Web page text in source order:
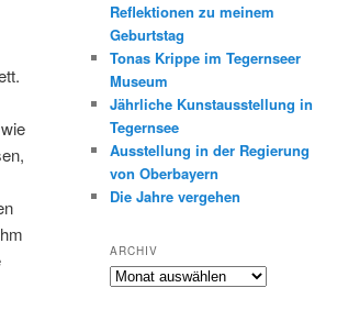
Reflektionen zu meinem
Geburtstag
Tonas Krippe im Tegernseer
Museum
Jährliche Kunstausstellung in
Tegernsee
Ausstellung in der Regierung
von Oberbayern
Die Jahre vergehen
ARCHIV
Archiv